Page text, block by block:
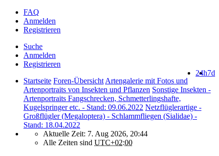
FAQ
Anmelden
Registrieren
Suche
Anmelden
Registrieren
7d
24h
Startseite Foren-Übersicht Artengalerie mit Fotos und
Artenportraits von Insekten und Pflanzen Sonstige Insekten -
Artenportraits Fangschrecken, Schmetterlingshafte,
Kugelspringer etc. - Stand: 09.06.2022 Netzflüglerartige -
Großflügler (Megaloptera) - Schlammfliegen (Sialidae) -
Stand: 18.04.2022
Aktuelle Zeit: 7. Aug 2026, 20:44
Alle Zeiten sind UTC+02:00